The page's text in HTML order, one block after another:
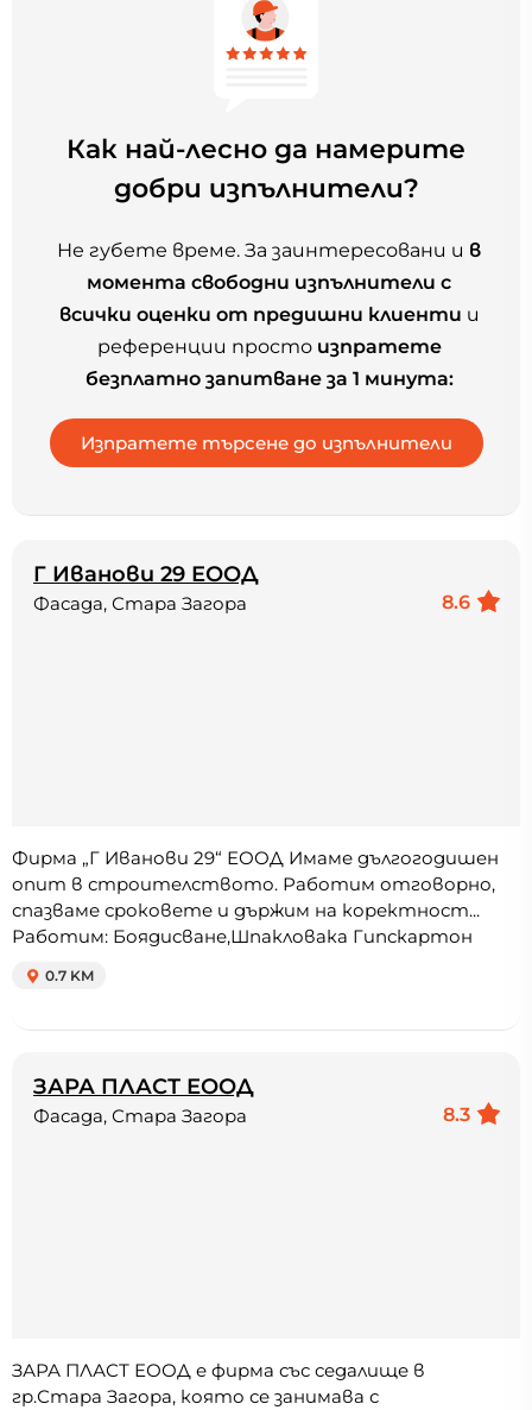
Как най-лесно да намерите
добри изпълнители?
Не губете време. За заинтересовани и в
момента свободни изпълнители с
всички оценки от предишни клиенти и
референции просто изпратете
безплатно запитване за 1 минута:
Г Иванови 29 ЕООД
8.6
Фасада, Стара Загора
Фирма „Г Иванови 29“ ЕООД Имаме дългогодишен
опит в строителството. Работим отговорно,
спазваме сроковете и държим на коректност...
Работим: Боядисване,Шпакловака Гипскартон
0.7 KM
ЗАРА ПЛАСТ ЕООД
8.3
Фасада, Стара Загора
ЗАРА ПЛАСТ ЕООД е фирма със седалище в
гр.Стара Загора, която се занимава с